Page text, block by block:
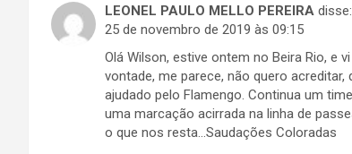
LEONEL PAULO MELLO PEREIRA disse:
25 de novembro de 2019 às 09:15
Olá Wilson, estive ontem no Beira Rio, e
vontade, me parece, não quero
ajudado pelo Flamengo. Continua um
uma marcação acirrada na linha de
o que nos resta…Saudações Coloradas